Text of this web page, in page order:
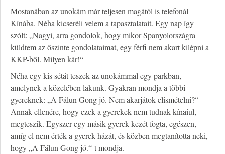
Mostanában az unokám már teljesen magától is telefonál
Kínába. Néha kicseréli velem a tapasztalatait. Egy nap így
szólt: „Nagyi, arra gondolok, hogy mikor Spanyolországra
küldtem az őszinte gondolataimat, egy férfi nem akart kilépni a
KKP-ből. Milyen kár!“
Néha egy kis sétát teszek az unokámmal egy parkban,
amelynek a közelében lakunk. Gyakran mondja a többi
gyereknek: „A Fálun Gong jó. Nem akarjátok elismételni?“
Annak ellenére, hogy ezek a gyerekek nem tudnak kínaiul,
megteszik. Egyszer egy másik gyerek kezét fogta, egészen,
amíg el nem érték a gyerek házát, és közben megtanította neki,
hogy „A Fálun Gong jó.“-t mondja.